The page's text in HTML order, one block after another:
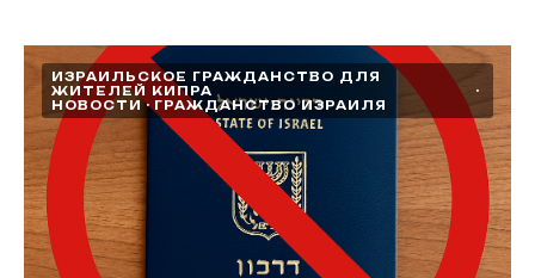
ИЗРАИЛЬСКОЕ ГРАЖДАНСТВО ДЛЯ
ЖИТЕЛЕЙ КИПРА
НОВОСТИ
ГРАЖДАНСТВО ИЗРАИЛЯ